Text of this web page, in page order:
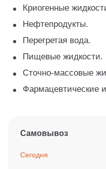
Криогенные
Нефтепродукты.
Перегретая вода.
Пищевые жидкости.
Сточно-массовые
Фармацевтические
Самовывоз
Сегодня